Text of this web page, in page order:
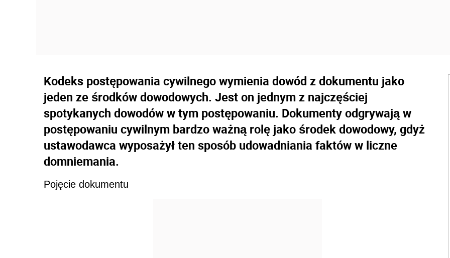
Kodeks postępowania cywilnego wymienia dowód z dokumentu jako
jeden ze środków dowodowych. Jest on jednym z najczęściej
spotykanych dowodów w tym postępowaniu. Dokumenty odgrywają w
postępowaniu cywilnym bardzo ważną rolę jako środek dowodowy, gdyż
ustawodawca wyposażył ten sposób udowadniania faktów w liczne
domniemania.
Pojęcie dokumentu